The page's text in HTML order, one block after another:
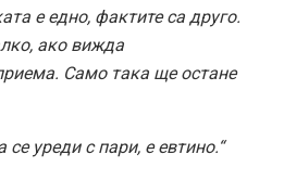
е едно, фактите са друго.
ако вижда
Само така ще остане
уреди с пари, е евтино.“